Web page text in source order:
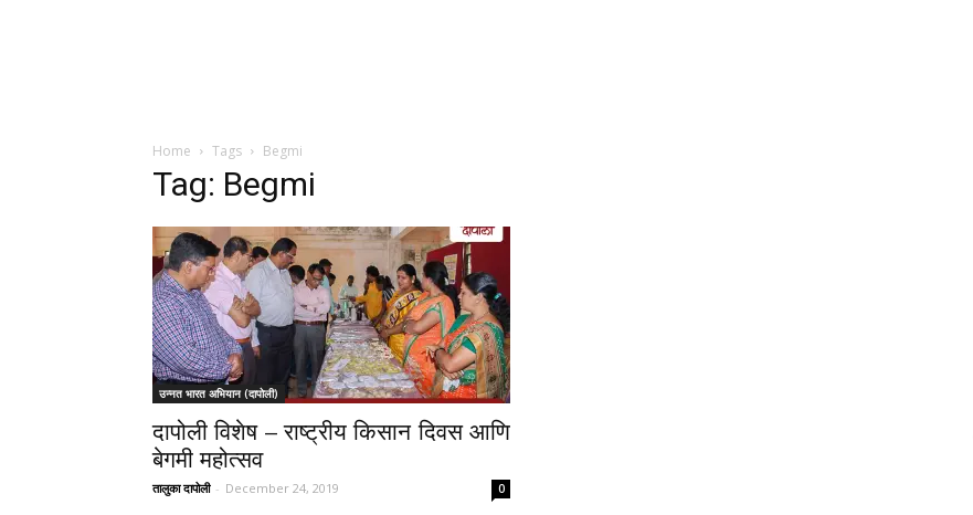
Home Tags Begmi
Tag: Begmi
उन्नत भारत अभियान (दापोली)
दापोली विशेष – राष्ट्रीय किसान दिवस आणि
बेगमी महोत्सव
तालुका दापोली - December 24, 2019 0